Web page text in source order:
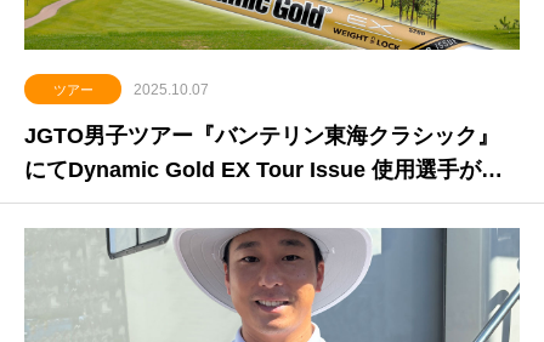
ツアー 2025.10.07
JGTO男子ツアー『バンテリン東海クラシック』
にてDynamic Gold EX Tour Issue 使用選手がツ
アー初優勝